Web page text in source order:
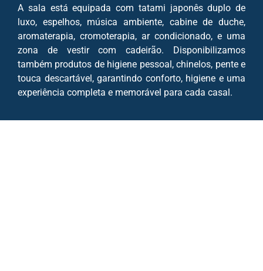
A sala está equipada com tatami japonês duplo de
luxo, espelhos, música ambiente, cabine de duche,
aromaterapia, cromoterapia, ar condicionado, e uma
zona de vestir com cadeirão. Disponibilizamos
também produtos de higiene pessoal, chinelos, pente e
touca descartável, garantindo conforto, higiene e uma
experiência completa e memorável para cada casal.